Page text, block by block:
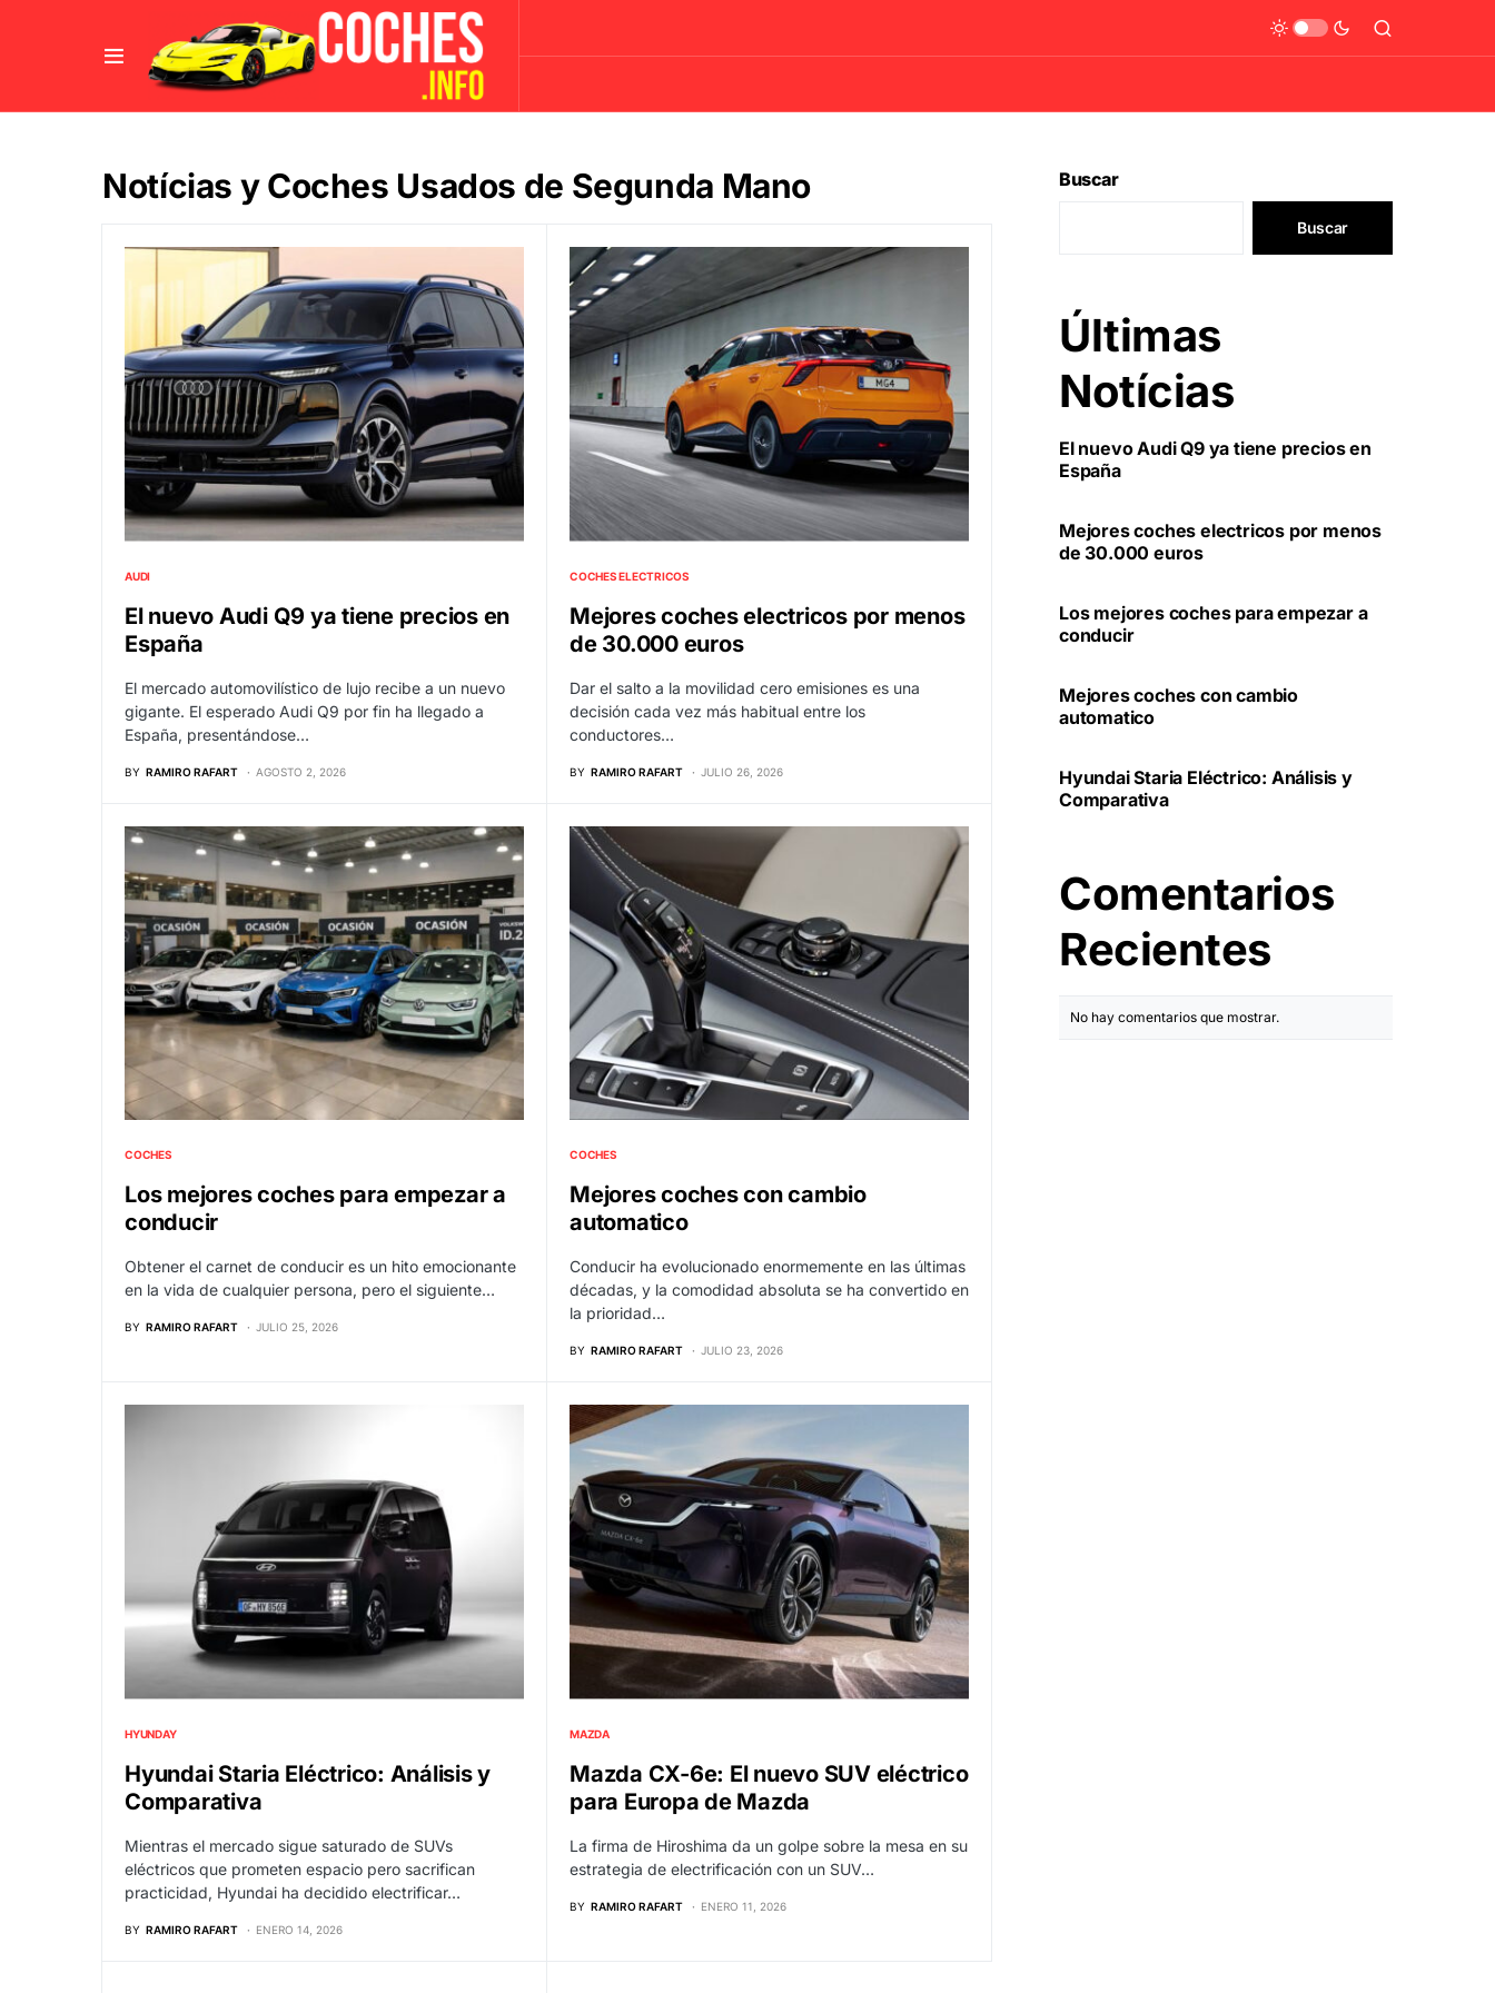
Notícias y Coches Usados de Segunda Mano
AUDI
El nuevo Audi Q9 ya tiene precios en
España
El mercado automovilístico de lujo recibe a un nuevo
gigante. El esperado Audi Q9 por fin ha llegado a
España, presentándose…
BY RAMIRO RAFART AGOSTO 2, 2026
COCHES ELECTRICOS
Mejores coches electricos por menos
de 30.000 euros
Dar el salto a la movilidad cero emisiones es una
decisión cada vez más habitual entre los
conductores…
BY RAMIRO RAFART JULIO 26, 2026
COCHES
Los mejores coches para empezar a
conducir
Obtener el carnet de conducir es un hito emocionante
en la vida de cualquier persona, pero el siguiente…
BY RAMIRO RAFART JULIO 25, 2026
COCHES
Mejores coches con cambio
automatico
Conducir ha evolucionado enormemente en las últimas
décadas, y la comodidad absoluta se ha convertido en
la prioridad…
BY RAMIRO RAFART JULIO 23, 2026
HYUNDAY
Hyundai Staria Eléctrico: Análisis y
Comparativa
Mientras el mercado sigue saturado de SUVs
eléctricos que prometen espacio pero sacrifican
practicidad, Hyundai ha decidido electrificar…
BY RAMIRO RAFART ENERO 14, 2026
MAZDA
Mazda CX-6e: El nuevo SUV eléctrico
para Europa de Mazda
La firma de Hiroshima da un golpe sobre la mesa en su
estrategia de electrificación con un SUV…
BY RAMIRO RAFART ENERO 11, 2026
Buscar
Buscar
Últimas
Notícias
El nuevo Audi Q9 ya tiene precios en
España
Mejores coches electricos por menos
de 30.000 euros
Los mejores coches para empezar a
conducir
Mejores coches con cambio
automatico
Hyundai Staria Eléctrico: Análisis y
Comparativa
Comentarios
Recientes
No hay comentarios que mostrar.